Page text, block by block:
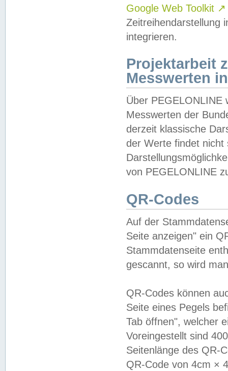
Google Web Toolkit ↗
Zeitreihendarstellung
integrieren.
Projektarbeit
Messwerten
Über PEGELONLINE
Messwerten der
derzeit klassische
der Werte findet
von PEGELONLINE
QR-Codes
Auf der
Seite anzeigen" ein
Stammdatenseite
gescannt, so wird
QR-Codes können
Seite eines Pegels
Tab öffnen", welcher
Voreingestellt sind
Seitenlänge des QR-
QR-Code von 4cm ×